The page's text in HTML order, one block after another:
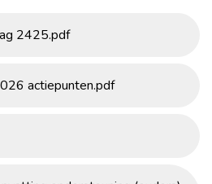
2425.pdf
actiepunten.pdf